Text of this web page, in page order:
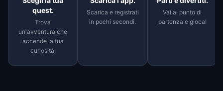
quest.
Trova
un'avventura che
accende la tua
curiosità.
Scarica e registrati
in pochi secondi.
Vai al punto di
partenza e gioca!